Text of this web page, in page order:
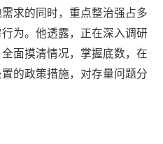
求的同时，重点整治强占多
为。他透露，正在深入调研
面摸清情况，掌握底数，在
的政策措施，对存量问题分